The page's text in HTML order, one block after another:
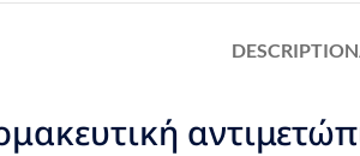
DESCRIPTION